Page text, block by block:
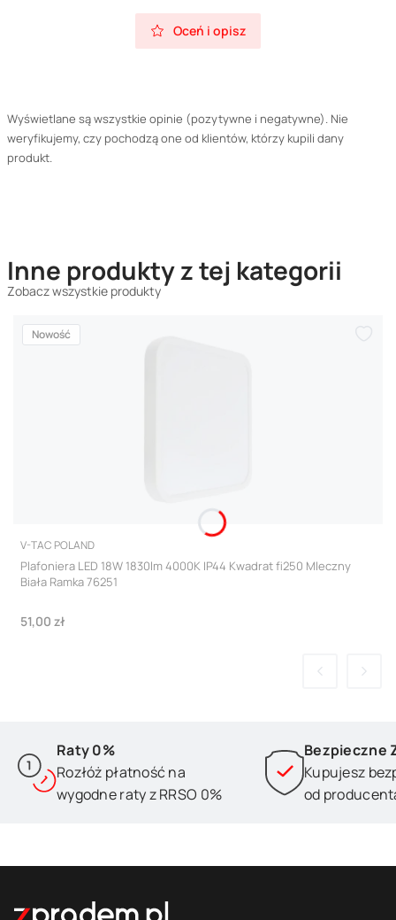
Oceń i opisz
Wyświetlane są wszystkie opinie (pozytywne i negatywne). Nie
weryfikujemy, czy pochodzą one od klientów, którzy kupili dany
produkt.
Inne produkty z tej kategorii
Zobacz wszystkie produkty
Nowość
PRODUCENT
V-TAC POLAND
Plafoniera LED 18W 1830lm 4000K IP44 Kwadrat fi250 Mleczny
Biała Ramka 76251
Cena
51,00 zł
Raty 0%
Rozłóż płatność na
wygodne raty z RRSO 0%
Bezpieczne
Kupujesz
od